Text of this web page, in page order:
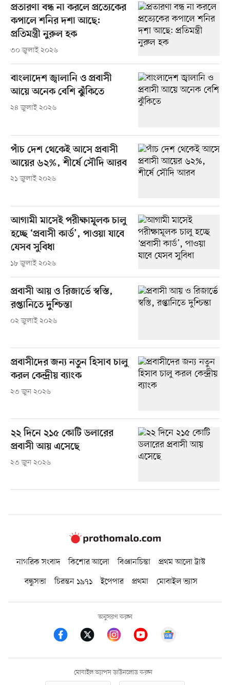
প্রতারণা বন্ধ না করলে প্রত্যেকের
কপালে শনির দশা আছে:
প্রতিমন্ত্রী নুরুল হক
৩০ জুলাই ২০২৬
বাংলাদেশ জ্বালানি ও প্রবাসী
আয়ে অনেক বেশি ঝুঁকিতে
২৪ জুলাই ২০২৬
পাঁচ দেশ থেকেই আসে প্রবাসী
আয়ের ৬২%, শীর্ষে সৌদি আরব
২১ জুলাই ২০২৬
আগামী মাসেই পরীক্ষামূলক চালু
হচ্ছে ‘প্রবাসী কার্ড’, পাওয়া যাবে
যেসব সুবিধা
১৮ জুলাই ২০২৬
প্রবাসী আয় ও রিজার্ভে স্বস্তি,
রপ্তানিতে দুশ্চিন্তা
০২ জুলাই ২০২৬
প্রবাসীদের জন্য নতুন হিসাব চালু
করল কেন্দ্রীয় ব্যাংক
২৩ জুন ২০২৬
২২ দিনে ২১৫ কোটি ডলারের
প্রবাসী আয় এসেছে
২৩ জুন ২০২৬
নাগরিক সংবাদ কিশোর আলো বিজ্ঞানচিন্তা
প্রথম আলো ট্রাস্ট
বন্ধুসভা
চিরন্তন ১৯৭১ ইপেপার প্রথমা মোবাইল ভ্যাস
অনুসরণ করুন
মোবাইল অ্যাপস ডাউনলোড করুন